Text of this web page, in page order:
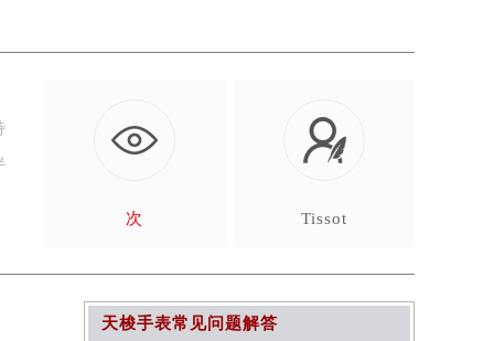
次
Tissot
天梭手表常见问题解答